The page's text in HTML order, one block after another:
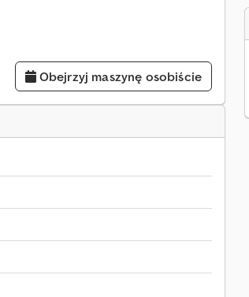
Obejrzyj maszynę osobiście